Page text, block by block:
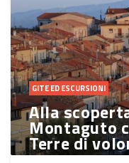
GITE ED ESCURSIONI
Alla
Montaguto
Terre di